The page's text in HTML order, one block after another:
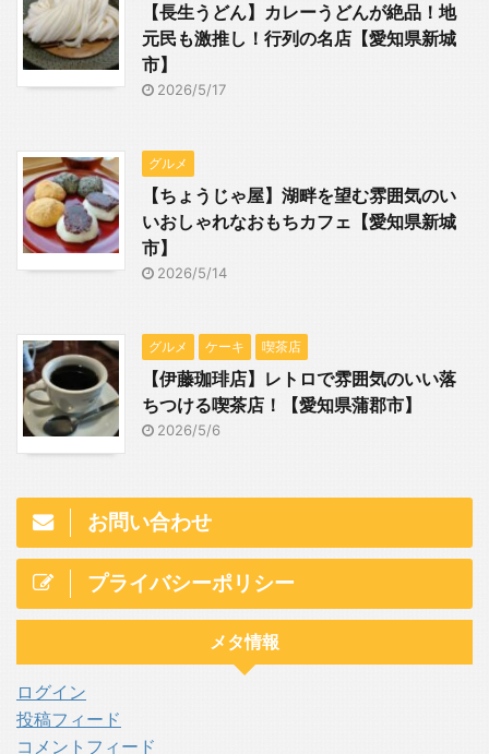
【長生うどん】カレーうどんが絶品！地
元民も激推し！行列の名店【愛知県新城
市】
2026/5/17
グルメ
【ちょうじゃ屋】湖畔を望む雰囲気のい
いおしゃれなおもちカフェ【愛知県新城
市】
2026/5/14
グルメ ケーキ 喫茶店
【伊藤珈琲店】レトロで雰囲気のいい落
ちつける喫茶店！【愛知県蒲郡市】
2026/5/6
お問い合わせ
プライバシーポリシー
メタ情報
ログイン
投稿フィード
コメントフィード